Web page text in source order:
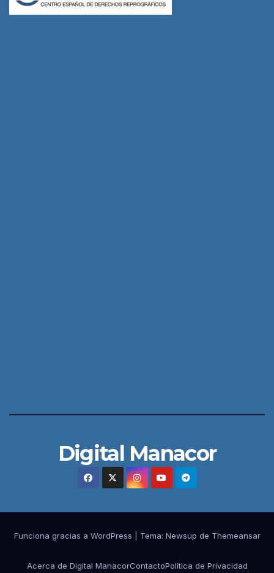
Digital Manacor
Funciona gracias a WordPress Tema: Newsup de Themeansar
Acerca de Digital ManacorContactoPolítica de Privacidad